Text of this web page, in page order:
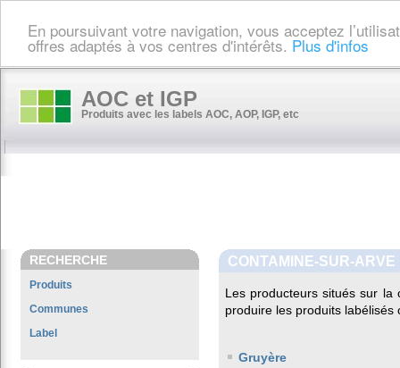
En poursuivant votre navigation, vous acceptez
offres adaptés à vos centres d'intérêts. Plus d'infos
AOC et IGP
Produits avec les labels AOC, AOP, IGP, etc
RECHERCHE
Produits
Communes
Label
CONTAMINE-SUR-ARVE
Les producteurs situés sur la
produire les produits labélisés
Gruyère